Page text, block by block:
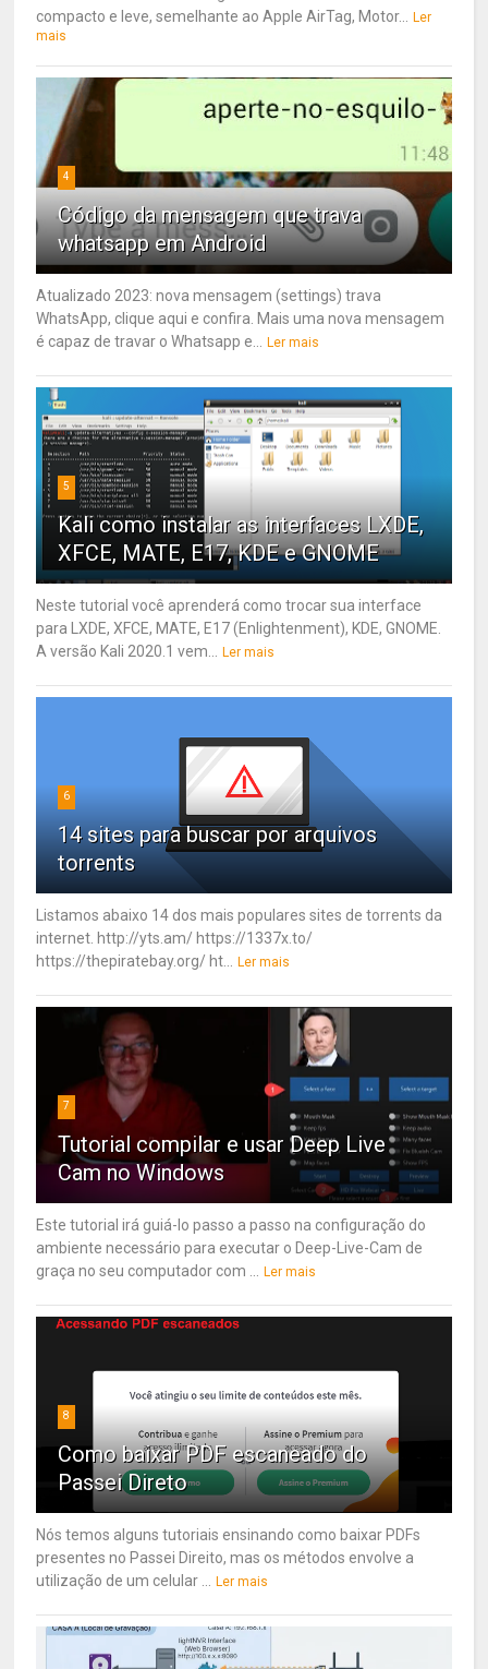
compacto e leve, semelhante ao Apple AirTag, Motor...
Ler
mais
4
Código da mensagem que trava
whatsapp em Android
Atualizado 2023: nova mensagem (settings) trava
WhatsApp, clique aqui e confira. Mais uma nova mensagem
é capaz de travar o Whatsapp e...
Ler mais
5
Kali como instalar as interfaces LXDE,
XFCE, MATE, E17, KDE e GNOME
Neste tutorial você aprenderá como trocar sua interface
para LXDE, XFCE, MATE, E17 (Enlightenment), KDE, GNOME.
A versão Kali 2020.1 vem...
Ler mais
6
14 sites para buscar por arquivos
torrents
Listamos abaixo 14 dos mais populares sites de torrents da
internet. http://yts.am/ https://1337x.to/
https://thepiratebay.org/ ht...
Ler mais
7
Tutorial compilar e usar Deep Live
Cam no Windows
Este tutorial irá guiá-lo passo a passo na configuração do
ambiente necessário para executar o Deep-Live-Cam de
graça no seu computador com ...
Ler mais
8
Como baixar PDF escaneado do
Passei Direto
Nós temos alguns tutoriais ensinando como baixar PDFs
presentes no Passei Direito, mas os métodos envolve a
utilização de um celular ...
Ler mais